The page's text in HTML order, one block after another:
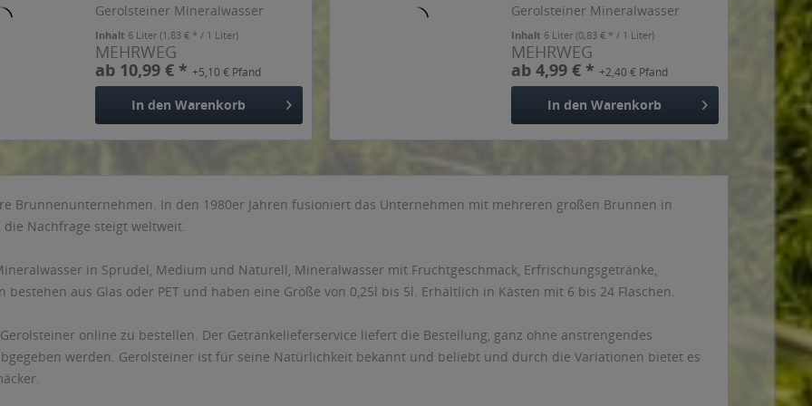
Gerolsteiner Mineralwasser
weniger Kohlensäure. Ein Liter
Gerolsteiner Medium deckt mit
348 mg bereits mehr als 1/3 des...
Inhalt 6 Liter(1,83 € * / 1 Liter)
MEHRWEG
ab 10,99 € *+5,10 € Pfand
In den Warenkorb
Gerolsteiner Mineralwasser
weniger Kohlensäure. Ein Liter
Gerolsteiner Medium deckt mit
348 mg bereits mehr als 1/3 des...
Inhalt 6 Liter(0,83 € * / 1 Liter)
MEHRWEG
ab 4,99 € *+2,40 € Pfand
In den Warenkorb
Brunnenunternehmen. In den 1980er Jahren fusioniert das Unternehmen mit mehreren großen Brunnen in
Nachfrage steigt weltweit.
in Sprudel, Medium und Naturell, Mineralwasser mit Fruchtgeschmack, Erfrischungsgetränke,
bestehen aus Glas oder PET und haben eine Größe von 0,25l bis 5l. Erhältlich in Kästen mit 6 bis 24 Flaschen.
online zu bestellen. Der Getränkelieferservice liefert die Bestellung, ganz ohne anstrengendes
werden. Gerolsteiner ist für seine Natürlichkeit bekannt und beliebt und durch die Variationen bietet es